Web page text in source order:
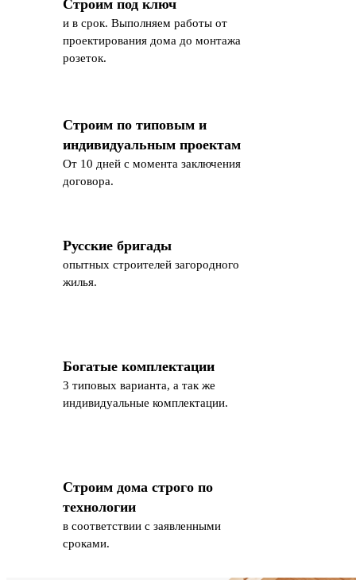
Строим под ключ
и в срок. Выполняем работы от
проектирования дома до монтажа
розеток.
Строим по типовым и
индивидуальным проектам
От 10 дней с момента заключения
договора.
Русские бригады
опытных строителей загородного
жилья.
Богатые комплектации
3 типовых варианта, а так же
индивидуальные комплектации.
Строим дома строго по
технологии
в соответствии с заявленными
сроками.